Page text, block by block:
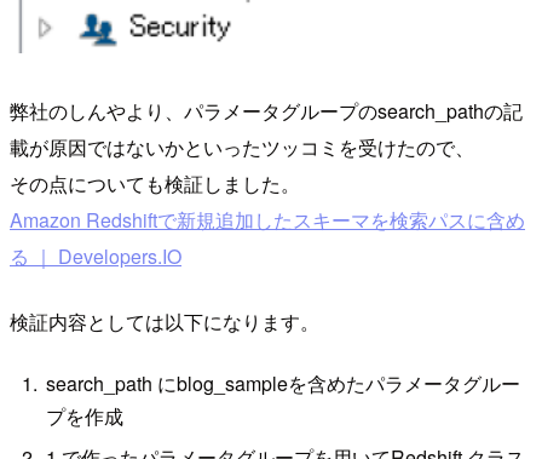
弊社のしんやより、パラメータグループのsearch_pathの記
載が原因ではないかといったツッコミを受けたので、
その点についても検証しました。
Amazon Redshiftで新規追加したスキーマを検索パスに含め
る ｜ Developers.IO
検証内容としては以下になります。
search_path にblog_sampleを含めたパラメータグルー
プを作成